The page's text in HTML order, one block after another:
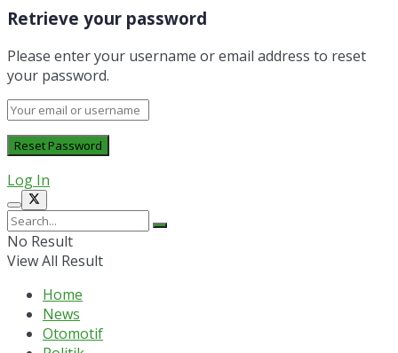
Retrieve your password
Please enter your username or email address to reset
your password.
Log In
No Result
View All Result
Home
News
Otomotif